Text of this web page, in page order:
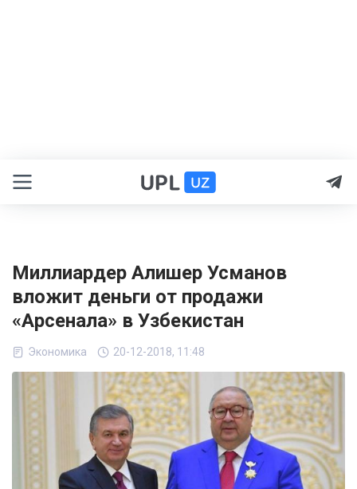
Миллиардер Алишер Усманов
вложит деньги от продажи
«Арсенала» в Узбекистан
Экономика 20-12-2018, 11:48